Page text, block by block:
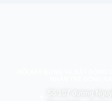
Số 107 đường